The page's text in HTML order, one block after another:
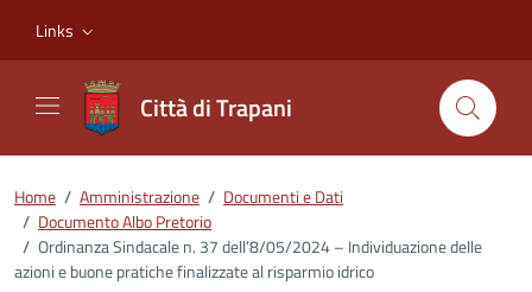
Links
Città di Trapani
Home / Amministrazione / Documenti e Dati
/ Documento Albo Pretorio
/ Ordinanza Sindacale n. 37 dell’8/05/2024 – Individuazione delle
azioni e buone pratiche finalizzate al risparmio idrico